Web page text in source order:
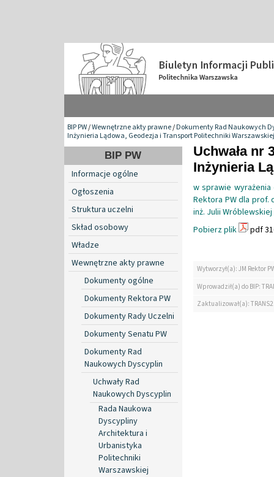
BIP PW/Wewnętrzne akty prawne/Dokumenty Rad Naukowych
Inżynieria Lądowa, Geodezja i Transport Politechniki Warszawskiej
BIP PW
Informacje ogólne
Ogłoszenia
Struktura uczelni
Skład osobowy
Władze
Wewnętrzne akty prawne
Dokumenty ogólne
Dokumenty Rektora PW
Dokumenty Rady Uczelni
Dokumenty Senatu PW
Dokumenty Rad
Naukowych Dyscyplin
Uchwały Rad
Naukowych Dyscyplin
Rada Naukowa
Dyscypliny
Architektura i
Urbanistyka
Politechniki
Warszawskiej
Uchwała nr
Inżynieria
w sprawie
Rektora PW dla prof.
inż. Julii Wróblewskiej
Pobierz plik
pdf
Wytworzył(a): JM Rektor
Wprowadził(a) do BIP:
Zaktualizował(a):